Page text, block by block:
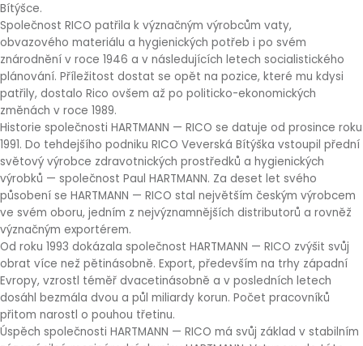
Bítýšce.
Společnost RICO patřila k význačným výrobcům vaty,
obvazového materiálu a hygienických potřeb i po svém
znárodnění v roce 1946 a v následujících letech socialistického
plánování. Příležitost dostat se opět na pozice, které mu kdysi
patřily, dostalo Rico ovšem až po politicko-ekonomických
změnách v roce 1989.
Historie společnosti HARTMANN — RICO se datuje od prosince roku
1991. Do tehdejšího podniku RICO Veverská Bítýška vstoupil přední
světový výrobce zdravotnických prostředků a hygienických
výrobků — společnost Paul HARTMANN. Za deset let svého
působení se HARTMANN — RICO stal největším českým výrobcem
ve svém oboru, jedním z nejvýznamnějších distributorů a rovněž
význačným exportérem.
Od roku 1993 dokázala společnost HARTMANN — RICO zvýšit svůj
obrat více než pětinásobně. Export, především na trhy západní
Evropy, vzrostl téměř dvacetinásobně a v posledních letech
dosáhl bezmála dvou a půl miliardy korun. Počet pracovníků
přitom narostl o pouhou třetinu.
Úspěch společnosti HARTMANN — RICO má svůj základ v stabilním